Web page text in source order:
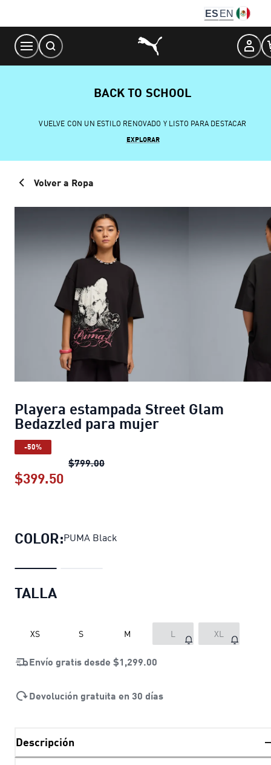
Content
ES EN
BACK TO SCHOOL
VUELVE CON UN ESTILO RENOVADO Y LISTO PARA DESTACAR
EXPLORAR
Volver a Ropa
Playera estampada Street Glam
Bedazzled para mujer
-50%
$799.00Playera estampada Street Glam
$399.50
COLOR:PUMA Black
TALLA
XS S M L XL
Envío gratis desde $1,299.00
Devolución gratuita en 30 días
Descripción